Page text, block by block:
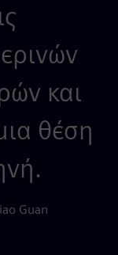
και
θέση
Guan